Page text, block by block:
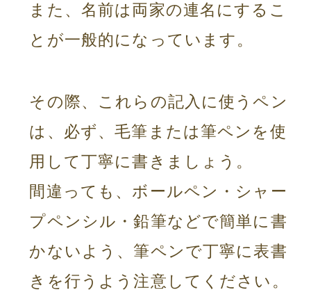
また、名前は両家の連名にするこ
とが一般的になっています。
その際、これらの記入に使うペン
は、必ず、毛筆または筆ペンを使
用して丁寧に書きましょう。
間違っても、ボールペン・シャー
プペンシル・鉛筆などで簡単に書
かないよう、筆ペンで丁寧に表書
きを行うよう注意してください。